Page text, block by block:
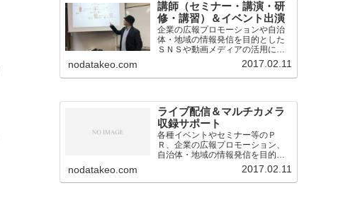
講師（セミナー・講演・研
修・講習）＆イベント出演
企業の広報プロモーションや自治
体・地域の情報発信を目的とした
ＳＮＳや動画メディアの活用に関
するセミナー・講演・研修・講習
nodatakeo.com 2017.02.11
ライブ配信＆マルチカメラ
収録サポート
各種イベントやセミナー等のＰ
Ｒ、企業の広報プロモーション、
自治体・地域の情報発信を目的と
したライブ配信・中継の業務を担
当。映像音声の技術的なサポート
のほか、構成企画も対応。
nodatakeo.com 2017.02.11